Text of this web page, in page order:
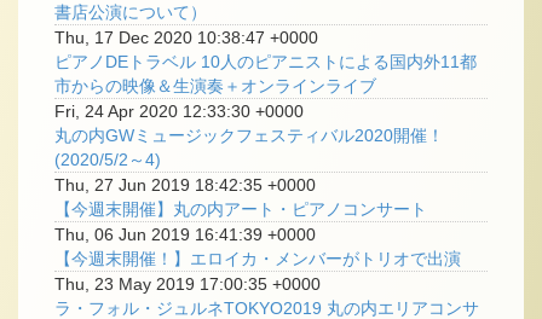
書店公演について）
Thu, 17 Dec 2020 10:38:47 +0000
ピアノDEトラベル 10人のピアニストによる国内外11都
市からの映像＆生演奏＋オンラインライブ
Fri, 24 Apr 2020 12:33:30 +0000
丸の内GWミュージックフェスティバル2020開催！
(2020/5/2～4)
Thu, 27 Jun 2019 18:42:35 +0000
【今週末開催】丸の内アート・ピアノコンサート
Thu, 06 Jun 2019 16:41:39 +0000
【今週末開催！】エロイカ・メンバーがトリオで出演
Thu, 23 May 2019 17:00:35 +0000
ラ・フォル・ジュルネTOKYO2019 丸の内エリアコンサ